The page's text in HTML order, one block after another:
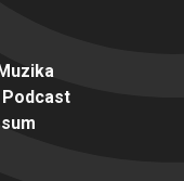
Muzika
Podcast